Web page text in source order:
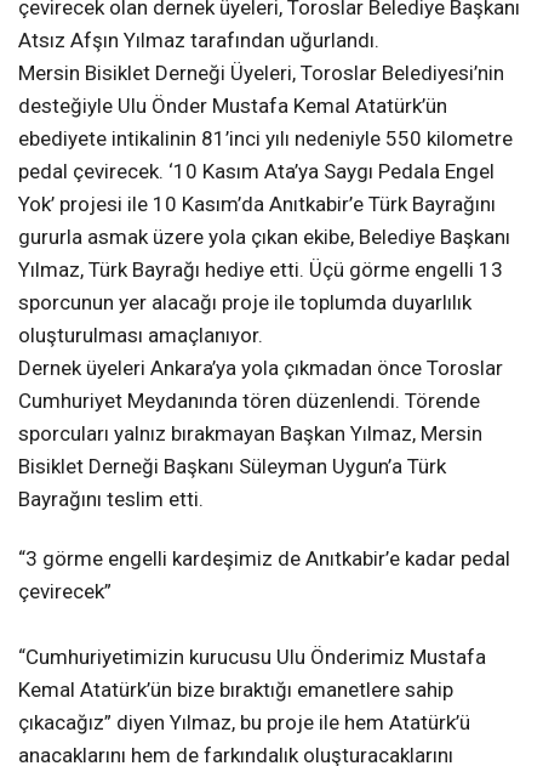
çevirecek olan dernek üyeleri, Toroslar Belediye Başkanı
Atsız Afşın Yılmaz tarafından uğurlandı.
Mersin Bisiklet Derneği Üyeleri, Toroslar Belediyesi’nin
desteğiyle Ulu Önder Mustafa Kemal Atatürk’ün
ebediyete intikalinin 81’inci yılı nedeniyle 550 kilometre
pedal çevirecek. ‘10 Kasım Ata’ya Saygı Pedala Engel
Yok’ projesi ile 10 Kasım’da Anıtkabir’e Türk Bayrağını
gururla asmak üzere yola çıkan ekibe, Belediye Başkanı
Yılmaz, Türk Bayrağı hediye etti. Üçü görme engelli 13
sporcunun yer alacağı proje ile toplumda duyarlılık
oluşturulması amaçlanıyor.
Dernek üyeleri Ankara’ya yola çıkmadan önce Toroslar
Cumhuriyet Meydanında tören düzenlendi. Törende
sporcuları yalnız bırakmayan Başkan Yılmaz, Mersin
Bisiklet Derneği Başkanı Süleyman Uygun’a Türk
Bayrağını teslim etti.
“3 görme engelli kardeşimiz de Anıtkabir’e kadar pedal
çevirecek”
“Cumhuriyetimizin kurucusu Ulu Önderimiz Mustafa
Kemal Atatürk’ün bize bıraktığı emanetlere sahip
çıkacağız” diyen Yılmaz, bu proje ile hem Atatürk’ü
anacaklarını hem de farkındalık oluşturacaklarını